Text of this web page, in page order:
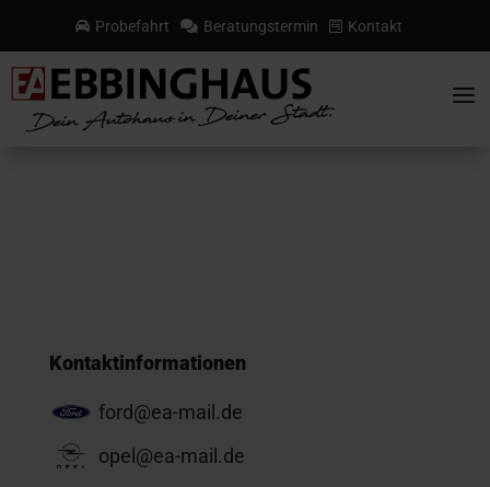
 Probefahrt  Beratungstermin  Kontakt
a
Kontaktinformationen
ford@ea-mail.de
opel@ea-mail.de